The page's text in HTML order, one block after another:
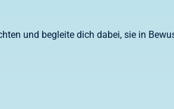
und begleite dich dabei, sie in